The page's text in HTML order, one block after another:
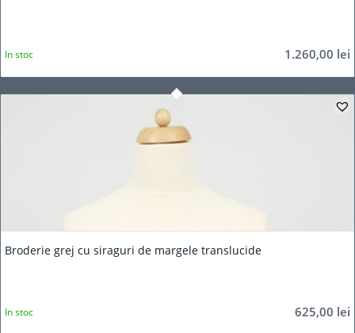
1.260,00 lei
In stoc
Broderie grej cu siraguri de margele translucide
625,00 lei
In stoc